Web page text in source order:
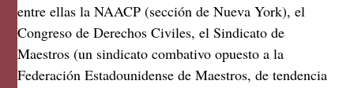
entre ellas la NAACP (sección de Nueva York), el
Congreso de Derechos Civiles, el Sindicato de
Maestros (un sindicato combativo opuesto a la
Federación Estadounidense de Maestros, de tendencia